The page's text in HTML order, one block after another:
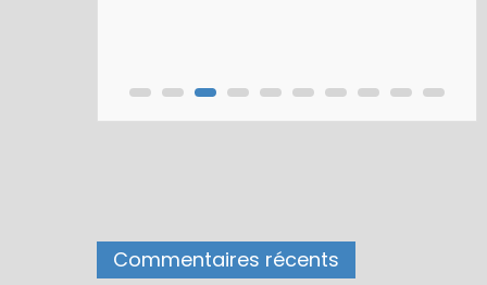
Commentaires récents